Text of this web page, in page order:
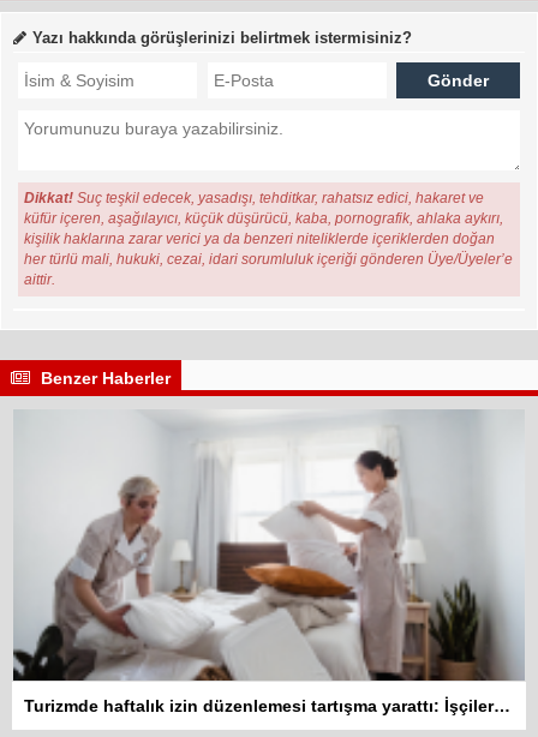
Yazı hakkında görüşlerinizi belirtmek istermisiniz?
Dikkat! Suç teşkil edecek, yasadışı, tehditkar, rahatsız edici, hakaret ve
küfür içeren, aşağılayıcı, küçük düşürücü, kaba, pornografik, ahlaka aykırı,
kişilik haklarına zarar verici ya da benzeri niteliklerde içeriklerden doğan
her türlü mali, hukuki, cezai, idari sorumluluk içeriği gönderen Üye/Üyeler’e
aittir.
Benzer Haberler
Turizmde haftalık izin düzenlemesi tartışma yarattı: İşçiler 10 gün çalışmadan izin kullanamayacak